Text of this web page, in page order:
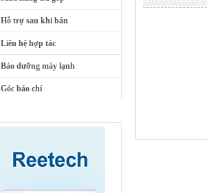
Hỗ trợ sau khi bán
Liên hệ hợp tác
Bảo dưỡng máy lạnh
Góc báo chí